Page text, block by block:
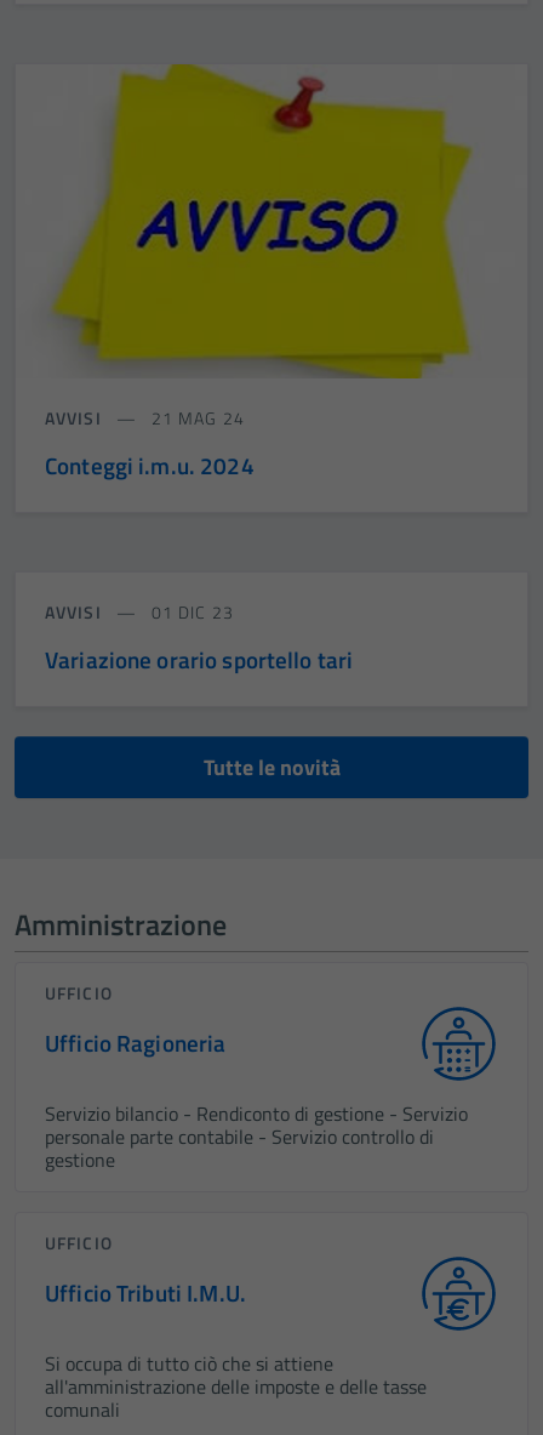
AVVISI 21 MAG 24
Conteggi i.m.u. 2024
AVVISI 01 DIC 23
Variazione orario sportello tari
Tutte le novità
Amministrazione
UFFICIO
Ufficio Ragioneria
Servizio bilancio - Rendiconto di gestione - Servizio
personale parte contabile - Servizio controllo di
gestione
UFFICIO
Ufficio Tributi I.M.U.
Si occupa di tutto ciò che si attiene
all'amministrazione delle imposte e delle tasse
comunali